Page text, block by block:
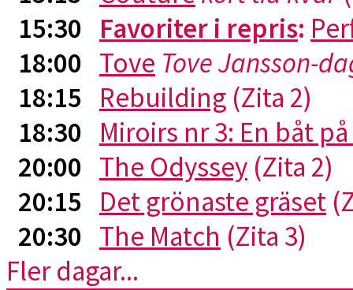
15:30 Favoriter i repris:
18:00 Tove Tove Jansson-
18:15 Rebuilding (Zita 2)
18:30 Miroirs nr 3: En båt
20:00 The Odyssey (Zita 2)
20:15 Det grönaste gräset
20:30 The Match (Zita 3)
Fler dagar...